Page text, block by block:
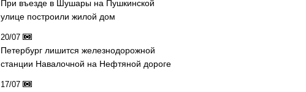
При въезде в Шушары на Пушкинской
улице построили жилой дом
20/07
Петербург лишится железнодорожной
станции Навалочной на Нефтяной дороге
17/07